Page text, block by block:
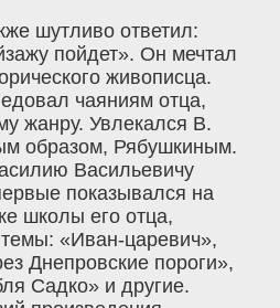
шутливо ответил:
пойдет». Он мечтал
живописца.
чаяниям отца,
жанру. Увлекался В.
образом, Рябушкиным.
Васильевичу
показывался на
школы его отца,
«Иван-царевич»,
Днепровские пороги»,
Садко» и другие.